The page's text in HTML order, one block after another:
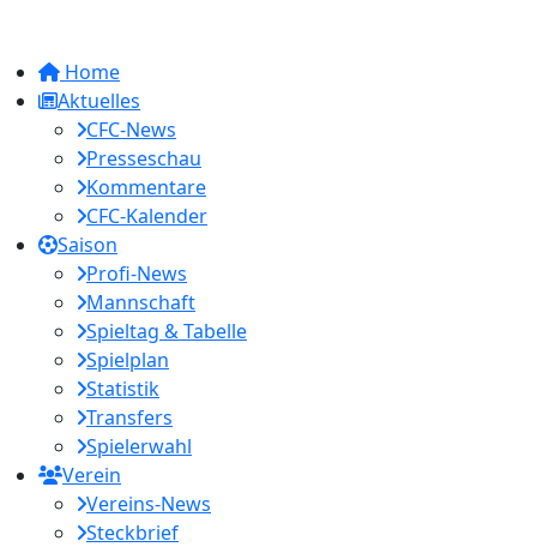
Home
Aktuelles
CFC-News
Presseschau
Kommentare
CFC-Kalender
Saison
Profi-News
Mannschaft
Spieltag & Tabelle
Spielplan
Statistik
Transfers
Spielerwahl
Verein
Vereins-News
Steckbrief